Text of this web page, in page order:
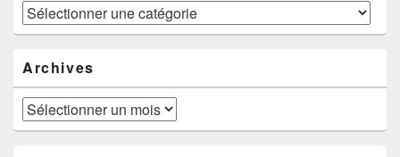
Catégories
Archives
Archives